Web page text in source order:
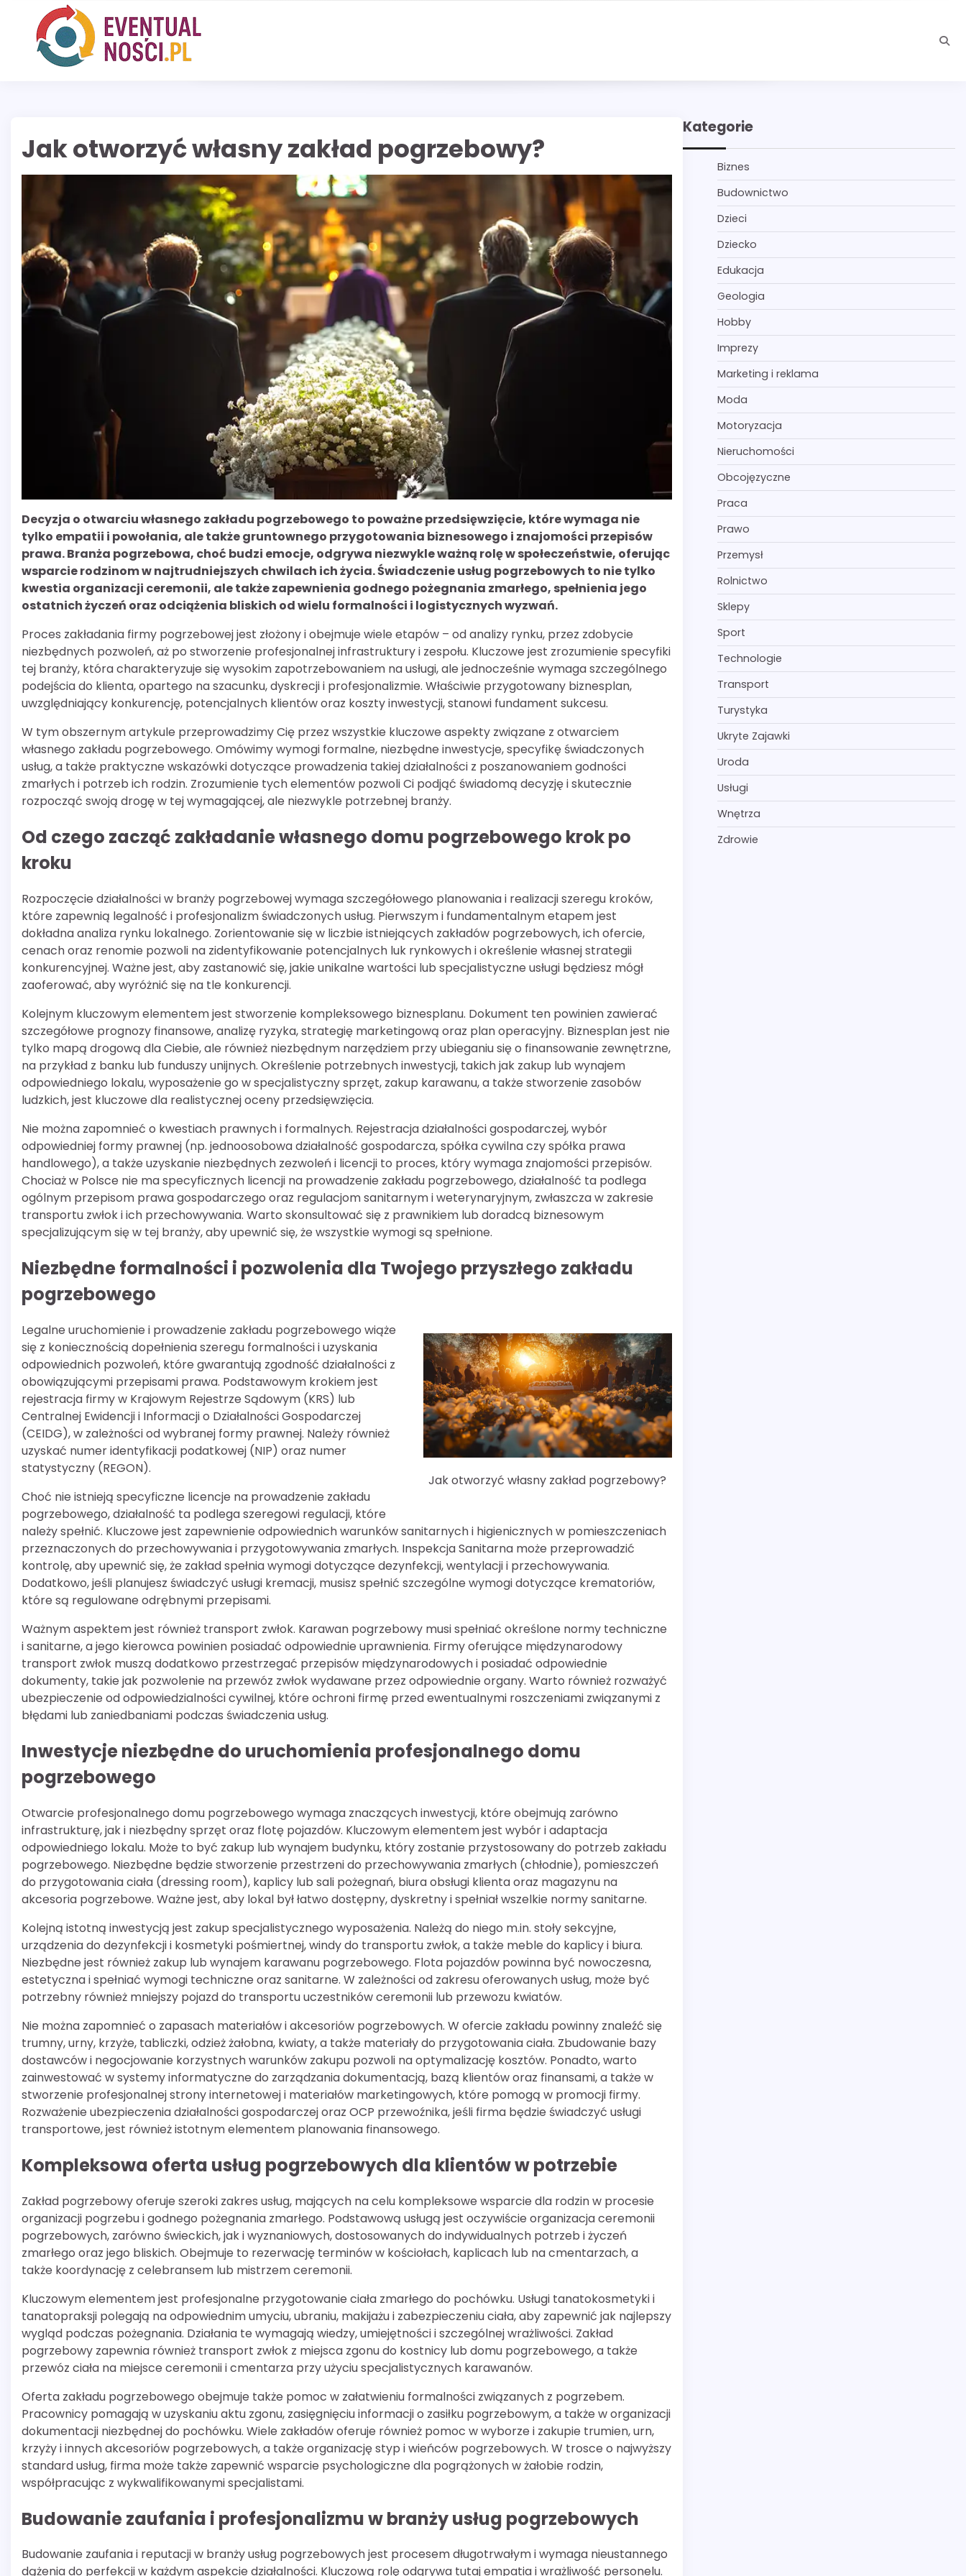
content
Jak otworzyć własny zakład pogrzebowy?
Decyzja o otwarciu własnego zakładu pogrzebowego to poważne przedsięwzięcie, które wymaga nie
tylko empatii i powołania, ale także gruntownego przygotowania biznesowego i znajomości przepisów
prawa. Branża pogrzebowa, choć budzi emocje, odgrywa niezwykle ważną rolę w społeczeństwie, oferując
wsparcie rodzinom w najtrudniejszych chwilach ich życia. Świadczenie usług pogrzebowych to nie tylko
kwestia organizacji ceremonii, ale także zapewnienia godnego pożegnania zmarłego, spełnienia jego
ostatnich życzeń oraz odciążenia bliskich od wielu formalności i logistycznych wyzwań.
Proces zakładania firmy pogrzebowej jest złożony i obejmuje wiele etapów – od analizy rynku, przez zdobycie
niezbędnych pozwoleń, aż po stworzenie profesjonalnej infrastruktury i zespołu. Kluczowe jest zrozumienie specyfiki
tej branży, która charakteryzuje się wysokim zapotrzebowaniem na usługi, ale jednocześnie wymaga szczególnego
podejścia do klienta, opartego na szacunku, dyskrecji i profesjonalizmie. Właściwie przygotowany biznesplan,
uwzględniający konkurencję, potencjalnych klientów oraz koszty inwestycji, stanowi fundament sukcesu.
W tym obszernym artykule przeprowadzimy Cię przez wszystkie kluczowe aspekty związane z otwarciem
własnego zakładu pogrzebowego. Omówimy wymogi formalne, niezbędne inwestycje, specyfikę świadczonych
usług, a także praktyczne wskazówki dotyczące prowadzenia takiej działalności z poszanowaniem godności
zmarłych i potrzeb ich rodzin. Zrozumienie tych elementów pozwoli Ci podjąć świadomą decyzję i skutecznie
rozpocząć swoją drogę w tej wymagającej, ale niezwykle potrzebnej branży.
Od czego zacząć zakładanie własnego domu pogrzebowego krok po
kroku
Rozpoczęcie działalności w branży pogrzebowej wymaga szczegółowego planowania i realizacji szeregu kroków,
które zapewnią legalność i profesjonalizm świadczonych usług. Pierwszym i fundamentalnym etapem jest
dokładna analiza rynku lokalnego. Zorientowanie się w liczbie istniejących zakładów pogrzebowych, ich ofercie,
cenach oraz renomie pozwoli na zidentyfikowanie potencjalnych luk rynkowych i określenie własnej strategii
konkurencyjnej. Ważne jest, aby zastanowić się, jakie unikalne wartości lub specjalistyczne usługi będziesz mógł
zaoferować, aby wyróżnić się na tle konkurencji.
Kolejnym kluczowym elementem jest stworzenie kompleksowego biznesplanu. Dokument ten powinien zawierać
szczegółowe prognozy finansowe, analizę ryzyka, strategię marketingową oraz plan operacyjny. Biznesplan jest nie
tylko mapą drogową dla Ciebie, ale również niezbędnym narzędziem przy ubieganiu się o finansowanie zewnętrzne,
na przykład z banku lub funduszy unijnych. Określenie potrzebnych inwestycji, takich jak zakup lub wynajem
odpowiedniego lokalu, wyposażenie go w specjalistyczny sprzęt, zakup karawanu, a także stworzenie zasobów
ludzkich, jest kluczowe dla realistycznej oceny przedsięwzięcia.
Nie można zapomnieć o kwestiach prawnych i formalnych. Rejestracja działalności gospodarczej, wybór
odpowiedniej formy prawnej (np. jednoosobowa działalność gospodarcza, spółka cywilna czy spółka prawa
handlowego), a także uzyskanie niezbędnych zezwoleń i licencji to proces, który wymaga znajomości przepisów.
Chociaż w Polsce nie ma specyficznych licencji na prowadzenie zakładu pogrzebowego, działalność ta podlega
ogólnym przepisom prawa gospodarczego oraz regulacjom sanitarnym i weterynaryjnym, zwłaszcza w zakresie
transportu zwłok i ich przechowywania. Warto skonsultować się z prawnikiem lub doradcą biznesowym
specjalizującym się w tej branży, aby upewnić się, że wszystkie wymogi są spełnione.
Niezbędne formalności i pozwolenia dla Twojego przyszłego zakładu
pogrzebowego
Jak otworzyć własny zakład pogrzebowy?
Legalne uruchomienie i prowadzenie zakładu pogrzebowego wiąże
się z koniecznością dopełnienia szeregu formalności i uzyskania
odpowiednich pozwoleń, które gwarantują zgodność działalności z
obowiązującymi przepisami prawa. Podstawowym krokiem jest
rejestracja firmy w Krajowym Rejestrze Sądowym (KRS) lub
Centralnej Ewidencji i Informacji o Działalności Gospodarczej
(CEIDG), w zależności od wybranej formy prawnej. Należy również
uzyskać numer identyfikacji podatkowej (NIP) oraz numer
statystyczny (REGON).
Choć nie istnieją specyficzne licencje na prowadzenie zakładu
pogrzebowego, działalność ta podlega szeregowi regulacji, które
należy spełnić. Kluczowe jest zapewnienie odpowiednich warunków sanitarnych i higienicznych w pomieszczeniach
przeznaczonych do przechowywania i przygotowywania zmarłych. Inspekcja Sanitarna może przeprowadzić
kontrolę, aby upewnić się, że zakład spełnia wymogi dotyczące dezynfekcji, wentylacji i przechowywania.
Dodatkowo, jeśli planujesz świadczyć usługi kremacji, musisz spełnić szczególne wymogi dotyczące krematoriów,
które są regulowane odrębnymi przepisami.
Ważnym aspektem jest również transport zwłok. Karawan pogrzebowy musi spełniać określone normy techniczne
i sanitarne, a jego kierowca powinien posiadać odpowiednie uprawnienia. Firmy oferujące międzynarodowy
transport zwłok muszą dodatkowo przestrzegać przepisów międzynarodowych i posiadać odpowiednie
dokumenty, takie jak pozwolenie na przewóz zwłok wydawane przez odpowiednie organy. Warto również rozważyć
ubezpieczenie od odpowiedzialności cywilnej, które ochroni firmę przed ewentualnymi roszczeniami związanymi z
błędami lub zaniedbaniami podczas świadczenia usług.
Inwestycje niezbędne do uruchomienia profesjonalnego domu
pogrzebowego
Otwarcie profesjonalnego domu pogrzebowego wymaga znaczących inwestycji, które obejmują zarówno
infrastrukturę, jak i niezbędny sprzęt oraz flotę pojazdów. Kluczowym elementem jest wybór i adaptacja
odpowiedniego lokalu. Może to być zakup lub wynajem budynku, który zostanie przystosowany do potrzeb zakładu
pogrzebowego. Niezbędne będzie stworzenie przestrzeni do przechowywania zmarłych (chłodnie), pomieszczeń
do przygotowania ciała (dressing room), kaplicy lub sali pożegnań, biura obsługi klienta oraz magazynu na
akcesoria pogrzebowe. Ważne jest, aby lokal był łatwo dostępny, dyskretny i spełniał wszelkie normy sanitarne.
Kolejną istotną inwestycją jest zakup specjalistycznego wyposażenia. Należą do niego m.in. stoły sekcyjne,
urządzenia do dezynfekcji i kosmetyki pośmiertnej, windy do transportu zwłok, a także meble do kaplicy i biura.
Niezbędne jest również zakup lub wynajem karawanu pogrzebowego. Flota pojazdów powinna być nowoczesna,
estetyczna i spełniać wymogi techniczne oraz sanitarne. W zależności od zakresu oferowanych usług, może być
potrzebny również mniejszy pojazd do transportu uczestników ceremonii lub przewozu kwiatów.
Nie można zapomnieć o zapasach materiałów i akcesoriów pogrzebowych. W ofercie zakładu powinny znaleźć się
trumny, urny, krzyże, tabliczki, odzież żałobna, kwiaty, a także materiały do przygotowania ciała. Zbudowanie bazy
dostawców i negocjowanie korzystnych warunków zakupu pozwoli na optymalizację kosztów. Ponadto, warto
zainwestować w systemy informatyczne do zarządzania dokumentacją, bazą klientów oraz finansami, a także w
stworzenie profesjonalnej strony internetowej i materiałów marketingowych, które pomogą w promocji firmy.
Rozważenie ubezpieczenia działalności gospodarczej oraz OCP przewoźnika, jeśli firma będzie świadczyć usługi
transportowe, jest również istotnym elementem planowania finansowego.
Kompleksowa oferta usług pogrzebowych dla klientów w potrzebie
Zakład pogrzebowy oferuje szeroki zakres usług, mających na celu kompleksowe wsparcie dla rodzin w procesie
organizacji pogrzebu i godnego pożegnania zmarłego. Podstawową usługą jest oczywiście organizacja ceremonii
pogrzebowych, zarówno świeckich, jak i wyznaniowych, dostosowanych do indywidualnych potrzeb i życzeń
zmarłego oraz jego bliskich. Obejmuje to rezerwację terminów w kościołach, kaplicach lub na cmentarzach, a
także koordynację z celebransem lub mistrzem ceremonii.
Kluczowym elementem jest profesjonalne przygotowanie ciała zmarłego do pochówku. Usługi tanatokosmetyki i
tanatopraksji polegają na odpowiednim umyciu, ubraniu, makijażu i zabezpieczeniu ciała, aby zapewnić jak najlepszy
wygląd podczas pożegnania. Działania te wymagają wiedzy, umiejętności i szczególnej wrażliwości. Zakład
pogrzebowy zapewnia również transport zwłok z miejsca zgonu do kostnicy lub domu pogrzebowego, a także
przewóz ciała na miejsce ceremonii i cmentarza przy użyciu specjalistycznych karawanów.
Oferta zakładu pogrzebowego obejmuje także pomoc w załatwieniu formalności związanych z pogrzebem.
Pracownicy pomagają w uzyskaniu aktu zgonu, zasięgnięciu informacji o zasiłku pogrzebowym, a także w organizacji
dokumentacji niezbędnej do pochówku. Wiele zakładów oferuje również pomoc w wyborze i zakupie trumien, urn,
krzyży i innych akcesoriów pogrzebowych, a także organizację styp i wieńców pogrzebowych. W trosce o najwyższy
standard usług, firma może także zapewnić wsparcie psychologiczne dla pogrążonych w żałobie rodzin,
współpracując z wykwalifikowanymi specjalistami.
Budowanie zaufania i profesjonalizmu w branży usług pogrzebowych
Budowanie zaufania i reputacji w branży usług pogrzebowych jest procesem długotrwałym i wymaga nieustannego
dążenia do perfekcji w każdym aspekcie działalności. Kluczową rolę odgrywa tutaj empatia i wrażliwość personelu.
Kategorie
Biznes
Budownictwo
Dzieci
Dziecko
Edukacja
Geologia
Hobby
Imprezy
Marketing i reklama
Moda
Motoryzacja
Nieruchomości
Obcojęzyczne
Praca
Prawo
Przemysł
Rolnictwo
Sklepy
Sport
Technologie
Transport
Turystyka
Ukryte Zajawki
Uroda
Usługi
Wnętrza
Zdrowie